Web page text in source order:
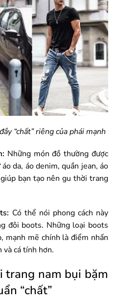
“chất” riêng của phái mạnh
Những món đồ thường được
da, áo denim, quần jean, áo
bạn tạo nên gu thời trang
Có thể nói phong cách này
đôi boots. Những loại boots
mạnh mẽ chính là điểm nhấn
và cá tính hơn.
trang nam bụi bặm
“chất”